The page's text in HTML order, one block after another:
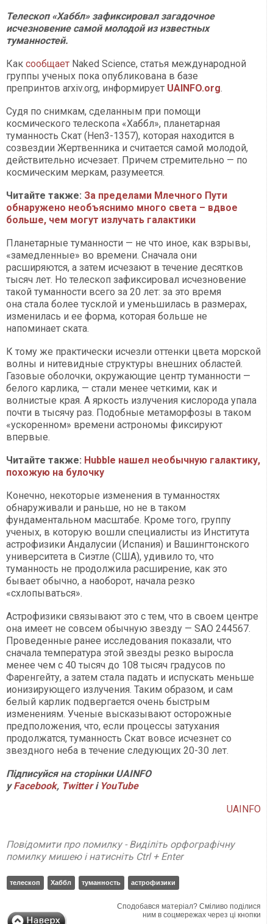
Телескоп «Хаббл» зафиксировал загадочное
исчезновение самой молодой из известных
туманностей.
Как сообщает Naked Science, статья международной
группы ученых пока опубликована в базе
препринтов arxiv.org, информирует UAINFO.org.
Судя по снимкам, сделанным при помощи
космического телескопа «Хаббл», планетарная
туманность Скат (Hen3-1357), которая находится в
созвездии Жертвенника и считается самой молодой,
действительно исчезает. Причем стремительно — по
космическим меркам, разумеется.
Читайте также: За пределами Млечного Пути
обнаружено необъяснимо много света – вдвое
больше, чем могут излучать галактики
Планетарные туманности — не что иное, как взрывы,
«замедленные» во времени. Сначала они
расширяются, а затем исчезают в течение десятков
тысяч лет. Но телескоп зафиксировал исчезновение
такой туманности всего за 20 лет: за это время
она стала более тусклой и уменьшилась в размерах,
изменилась и ее форма, которая больше не
напоминает ската.
К тому же практически исчезли оттенки цвета морской
волны и нитевидные структуры внешних областей.
Газовые оболочки, окружающие центр туманности —
белого карлика, — стали менее четкими, как и
волнистые края. А яркость излучения кислорода упала
почти в тысячу раз. Подобные метаморфозы в таком
«ускоренном» времени астрономы фиксируют
впервые.
Читайте также: Hubble нашел необычную галактику,
похожую на булочку
Конечно, некоторые изменения в туманностях
обнаруживали и раньше, но не в таком
фундаментальном масштабе. Кроме того, группу
ученых, в которую вошли специалисты из Института
астрофизики Андалусии (Испания) и Вашингтонского
университета в Сиэтле (США), удивило то, что
туманность не продолжила расширение, как это
бывает обычно, а наоборот, начала резко
«схлопываться».
Астрофизики связывают это с тем, что в своем центре
она имеет не совсем обычную звезду — SAO 244567.
Проведенные ранее исследования показали, что
сначала температура этой звезды резко выросла
менее чем с 40 тысяч до 108 тысяч градусов по
Фаренгейту, а затем стала падать и испускать меньше
ионизирующего излучения. Таким образом, и сам
белый карлик подвергается очень быстрым
изменениям. Ученые высказывают осторожные
предположения, что, если процессы затухания
продолжатся, туманность Скат вовсе исчезнет со
звездного неба в течение следующих 20-30 лет.
Підписуйся на сторінки UAINFO
уFacebook, Twitterі YouTube
UAINFO
Повідомити про помилку - Виділіть орфографічну
помилку мишею і натисніть Ctrl + Enter
телескоп Хаббл туманность астрофизики
Сподобався матеріал? Сміливо поділися
ним в соцмережах через ці кнопки